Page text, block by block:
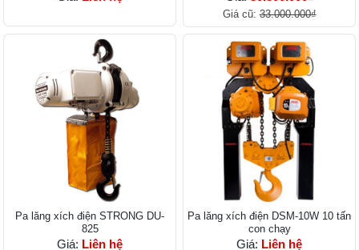
Giá cũ:33.000.000₫
Pa lăng xích điện STRONG DU-
825
Giá: Liên hệ
Pa lăng xích điện DSM-10W 10 tấn
con chạy
Giá: Liên hệ